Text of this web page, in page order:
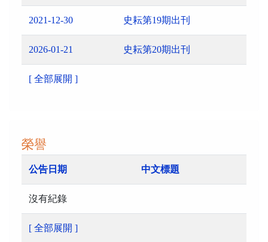
2021-12-30 史耘第19期出刊
2026-01-21 史耘第20期出刊
[ 全部展開 ]
榮譽
公告日期 中文標題
沒有紀錄
[ 全部展開 ]